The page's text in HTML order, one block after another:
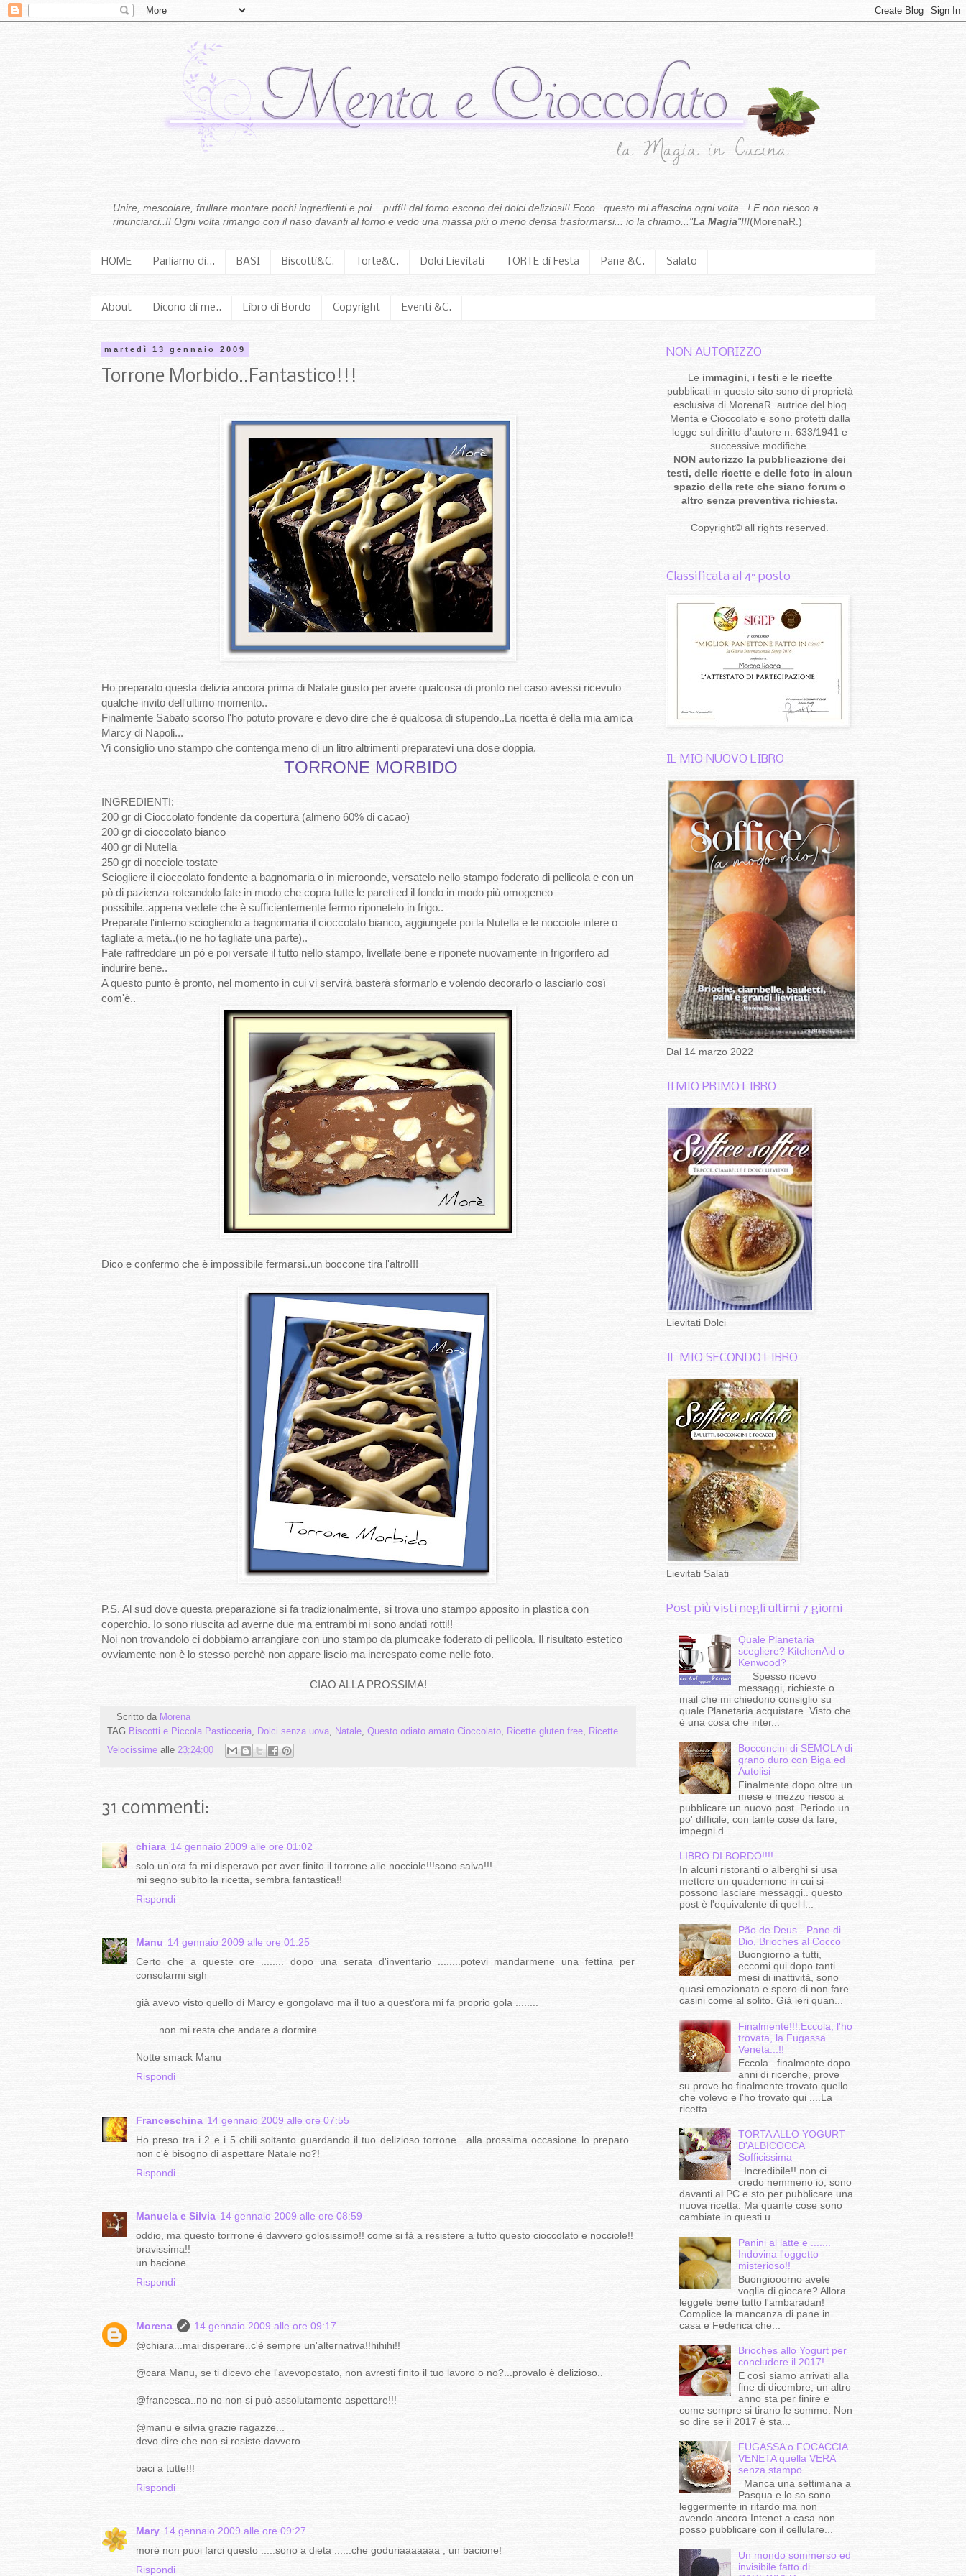
Unire, mescolare, frullare montare pochi ingredienti e poi....puff!! dal forno escono dei dolci deliziosi!! Ecco...questo mi affascina ogni volta...! E non riesco a
rinunciarci..!! Ogni volta rimango con il naso davanti al forno e vedo una massa più o meno densa trasformarsi... io la chiamo..."La Magia"!!!(MorenaR.)
HOME Parliamo di... BASI Biscotti&C. Torte&C. Dolci Lievitati TORTE di Festa Pane &C. Salato
About Dicono di me.. Libro di Bordo Copyright Eventi &C.
martedì 13 gennaio 2009
Torrone Morbido..Fantastico!!!
Ho preparato questa delizia ancora prima di Natale giusto per avere qualcosa di pronto nel caso avessi ricevuto
qualche invito dell'ultimo momento..
Finalmente Sabato scorso l'ho potuto provare e devo dire che è qualcosa di stupendo..La ricetta è della mia amica
Marcy di Napoli...
Vi consiglio uno stampo che contenga meno di un litro altrimenti preparatevi una dose doppia.
TORRONE MORBIDO
INGREDIENTI:
200 gr di Cioccolato fondente da copertura (almeno 60% di cacao)
200 gr di cioccolato bianco
400 gr di Nutella
250 gr di nocciole tostate
Sciogliere il cioccolato fondente a bagnomaria o in microonde, versatelo nello stampo foderato di pellicola e con un
pò di pazienza roteandolo fate in modo che copra tutte le pareti ed il fondo in modo più omogeneo
possibile..appena vedete che è sufficientemente fermo riponetelo in frigo..
Preparate l'interno sciogliendo a bagnomaria il cioccolato bianco, aggiungete poi la Nutella e le nocciole intere o
tagliate a metà..(io ne ho tagliate una parte)..
Fate raffreddare un pò e poi versate il tutto nello stampo, livellate bene e riponete nuovamente in frigorifero ad
indurire bene..
A questo punto è pronto, nel momento in cui vi servirà basterà sformarlo e volendo decorarlo o lasciarlo così
com'è..
Dico e confermo che è impossibile fermarsi..un boccone tira l'altro!!!
P.S. Al sud dove questa preparazione si fa tradizionalmente, si trova uno stampo apposito in plastica con
coperchio. Io sono riuscita ad averne due ma entrambi mi sono andati rotti!!
Noi non trovandolo ci dobbiamo arrangiare con uno stampo da plumcake foderato di pellicola. Il risultato estetico
ovviamente non è lo stesso perchè non appare liscio ma increspato come nelle foto.
CIAO ALLA PROSSIMA!
Scritto da Morena
TAG Biscotti e Piccola Pasticceria, Dolci senza uova, Natale, Questo odiato amato Cioccolato, Ricette gluten free, Ricette
Velocissime alle 23:24:00
31 commenti:
chiara 14 gennaio 2009 alle ore 01:02
solo un'ora fa mi disperavo per aver finito il torrone alle nocciole!!!sono salva!!!
mi segno subito la ricetta, sembra fantastica!!
Rispondi
Manu 14 gennaio 2009 alle ore 01:25
Certo che a queste ore ........ dopo una serata d'inventario ........potevi mandarmene una fettina per
consolarmi sigh
già avevo visto quello di Marcy e gongolavo ma il tuo a quest'ora mi fa proprio gola ........
........non mi resta che andare a dormire
Notte smack Manu
Rispondi
Franceschina 14 gennaio 2009 alle ore 07:55
Ho preso tra i 2 e i 5 chili soltanto guardando il tuo delizioso torrone.. alla prossima occasione lo preparo..
non c'è bisogno di aspettare Natale no?!
Rispondi
Manuela e Silvia 14 gennaio 2009 alle ore 08:59
oddio, ma questo torrrone è davvero golosissimo!! come si fà a resistere a tutto questo cioccolato e nocciole!!
bravissima!!
un bacione
Rispondi
Morena
14 gennaio 2009 alle ore 09:17
@chiara...mai disperare..c'è sempre un'alternativa!!hihihi!!
@cara Manu, se ti dicevo che l'avevopostato, non avresti finito il tuo lavoro o no?...provalo è delizioso..
@francesca..no no non si può assolutamente aspettare!!!
@manu e silvia grazie ragazze...
devo dire che non si resiste davvero...
baci a tutte!!!
Rispondi
Mary 14 gennaio 2009 alle ore 09:27
morè non puoi farci questo .....sono a dieta ......che goduriaaaaaaa , un bacione!
Rispondi
NON AUTORIZZO
Le immagini , i testi e le ricette
pubblicati in questo sito sono di proprietà
esclusiva di MorenaR. autrice del blog
Menta e Cioccolato e sono protetti dalla
legge sul diritto d’autore n. 633/1941 e
successive modifiche.
NON autorizzo la pubblicazione dei
testi, delle ricette e delle foto in alcun
spazio della rete che siano forum o
altro senza preventiva richiesta.
Copyright© all rights reserved
Classificata al 4° posto
IL MIO NUOVO LIBRO
Dal 14 marzo 2022
Il MIO PRIMO LIBRO
Lievitati Dolci
IL MIO SECONDO LIBRO
Lievitati Salati
Post più visti negli ultimi 7 giorni
Quale Planetaria
scegliere? KitchenAid o
Kenwood?
Spesso ricevo
messaggi, richieste o
mail che mi chiedono consiglio su
quale Planetaria acquistare. Visto che
è una cosa che inter...
Bocconcini di SEMOLA di
grano duro con Biga ed
Autolisi
Finalmente dopo oltre un
mese e mezzo riesco a
pubblicare un nuovo post. Periodo un
po' difficile, con tante cose da fare,
impegni d...
LIBRO DI BORDO!!!!
In alcuni ristoranti o alberghi si usa
mettere un quadernone in cui si
possono lasciare messaggi.. questo
post è l'equivalente di quel l...
Pão de Deus - Pane di
Dio, Brioches al Cocco
Buongiorno a tutti,
eccomi qui dopo tanti
mesi di inattività, sono
quasi emozionata e spero di non fare
casini come al solito. Già ieri quan...
Finalmente!!!.Eccola, l'ho
trovata, la Fugassa
Veneta...!!
Eccola...finalmente dopo
anni di ricerche, prove
su prove ho finalmente trovato quello
che volevo e l'ho trovato qui ....La
ricetta...
TORTA ALLO YOGURT
D'ALBICOCCA
Sofficissima
Incredibile!! non ci
credo nemmeno io, sono
davanti al PC e sto per pubblicare una
nuova ricetta. Ma quante cose sono
cambiate in questi u...
Panini al latte e .......
Indovina l'oggetto
misterioso!!
Buongiooorno avete
voglia di giocare? Allora
leggete bene tutto l'ambaradan!
Complice la mancanza di pane in
casa e Federica che...
Brioches allo Yogurt per
concludere il 2017!
E così siamo arrivati alla
fine di dicembre, un altro
anno sta per finire e
come sempre si tirano le somme. Non
so dire se il 2017 è sta...
FUGASSA o FOCACCIA
VENETA quella VERA
senza stampo
Manca una settimana a
Pasqua e lo so sono
leggermente in ritardo ma non
avendo ancora Intenet a casa non
posso pubblicare con il cellulare...
Un mondo sommerso ed
invisibile fatto di